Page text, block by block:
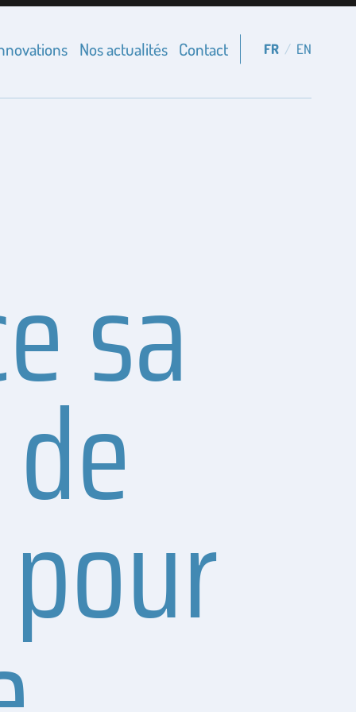
Nos actualités Contact FR / EN
sa